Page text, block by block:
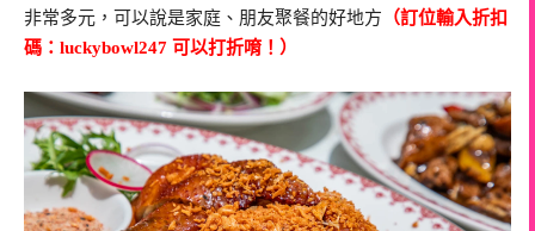
非常多元，可以說是家庭、朋友聚餐的好地方 （訂位輸入折扣
碼：luckybowl247 可以打折唷！）